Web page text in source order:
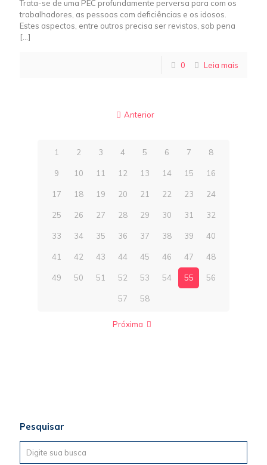
Trata-se de uma PEC profundamente perversa para com os
trabalhadores, as pessoas com deficiências e os idosos.
Estes aspectos, entre outros precisa ser revistos, sob pena
[…]
0 Leia mais
Anterior
1 2 3 4 5 6 7 8
9 10 11 12 13 14 15 16
17 18 19 20 21 22 23 24
25 26 27 28 29 30 31 32
33 34 35 36 37 38 39 40
41 42 43 44 45 46 47 48
49 50 51 52 53 54 55 56
57 58
Próxima
Pesquisar